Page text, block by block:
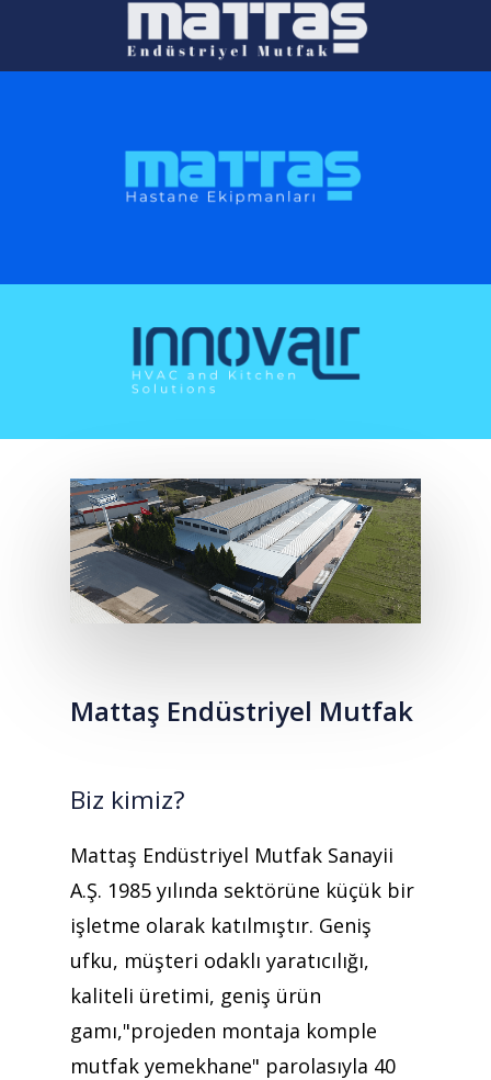
Mattaş Endüstriyel Mutfak
Biz kimiz?
Mattaş Endüstriyel Mutfak Sanayii
A.Ş. 1985 yılında sektörüne küçük bir
işletme olarak katılmıştır. Geniş
ufku, müşteri odaklı yaratıcılığı,
kaliteli üretimi, geniş ürün
gamı,"projeden montaja komple
mutfak yemekhane" parolasıyla 40